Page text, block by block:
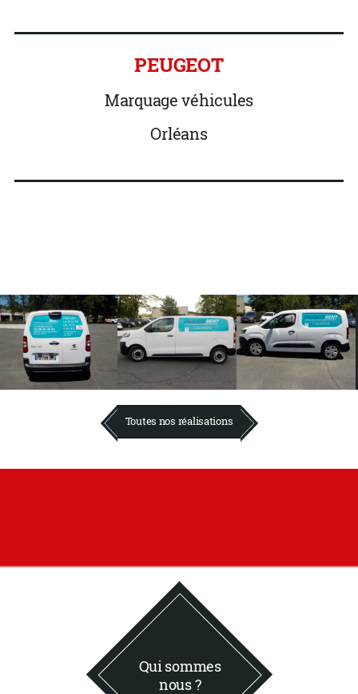
PEUGEOT
Marquage véhicules
Orléans
Toutes nos réalisations
Qui sommes
nous ?